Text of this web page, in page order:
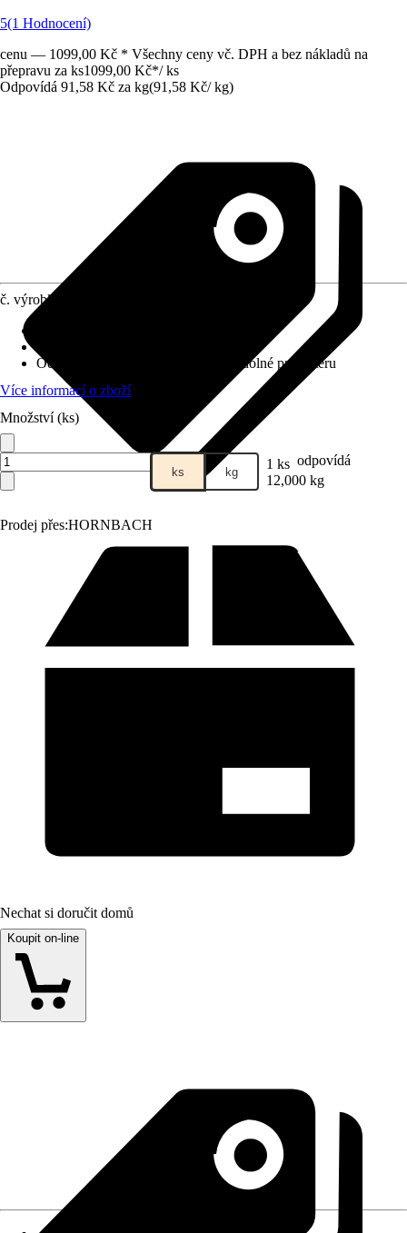
5(1 Hodnocení)
cenu — 1099,00 Kč * Všechny ceny vč. DPH a bez nákladů na
přepravu za ks1099,00 Kč*/ ks
Odpovídá 91,58 Kč za kg(91,58 Kč/ kg)
Prodej přes:HORNBACH
č. výrobku
Odolnost proti otěru za mokra
2 - odolné proti otěru
Více informací o zboží
Množství (ks)
ks kg 1 ks odpovídá
12,000 kg
Nechat si doručit domů
Koupit on-line